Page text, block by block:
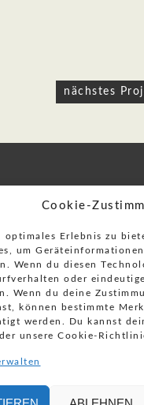
Cookie-
optimales Erlebnis zu
um
Wenn du diesen
oder
Wenn du deine
können bestimmte
werden. Du kannst
unsere Cookie-
nächstes